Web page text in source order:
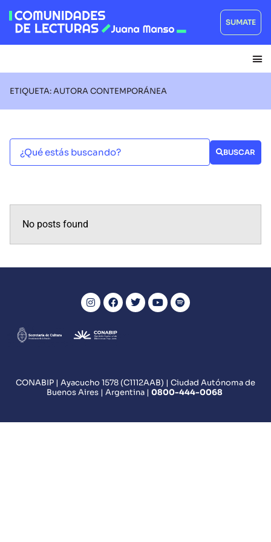
SUMATE
ETIQUETA: AUTORA CONTEMPORÁNEA
BUSCAR
No posts found
CONABIP | Ayacucho 1578 (C1112AAB) | Ciudad Autónoma de
Buenos Aires | Argentina | 0800-444-0068